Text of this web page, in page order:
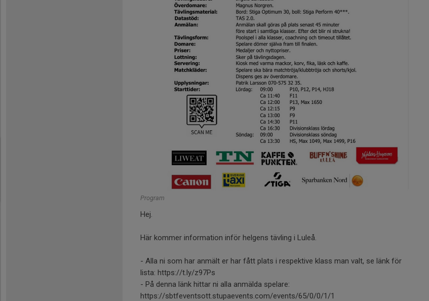
Program
Hej.
Här kommer information inför helgens tävling i Luleå.
- Alla ni som har anmält er har fått plats i respektive klass man valt, se länk för
lista: https://t.ly/z97Ps
- På denna länk hittar ni alla anmälda spelare:
https://sbtfeventsott.stupaevents.com/events/65/0/0/1/1